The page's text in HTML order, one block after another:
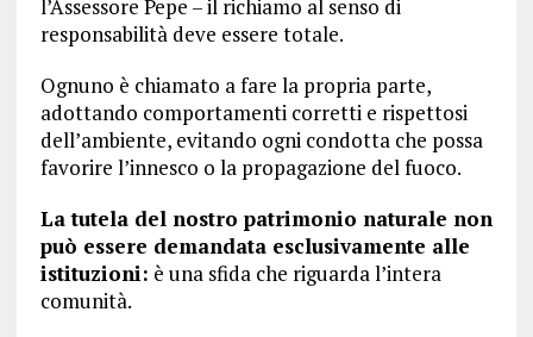
l’Assessore Pepe – il richiamo al senso di
responsabilità deve essere totale.
Ognuno è chiamato a fare la propria parte,
adottando comportamenti corretti e rispettosi
dell’ambiente, evitando ogni condotta che possa
favorire l’innesco o la propagazione del fuoco.
La tutela del nostro patrimonio naturale non
può essere demandata esclusivamente alle
istituzioni: è una sfida che riguarda l’intera
comunità.